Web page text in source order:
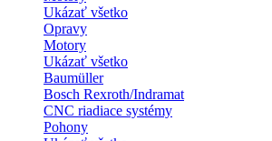
Ukázať všetko
Opravy
Motory
Ukázať všetko
Baumüller
Bosch Rexroth/Indramat
CNC riadiace systémy
Pohony